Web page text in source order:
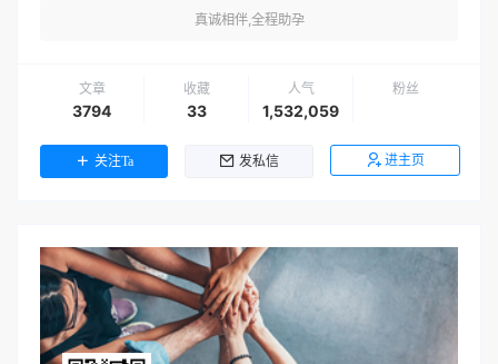
真诚相伴,全程助孕
文章
3794
收藏
33
人气
1,532,059
粉丝
关注Ta 发私信 进主页